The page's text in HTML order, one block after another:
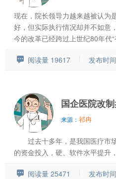
现在，院长领导力越来越被认为
好，但实际执行情况却并不如意
今的改革已经跨过上世纪80年代
阅读量 19617 发布时
国企医院改
来源： 祁冉
过去十多年，是我国医疗市场
的资金投入，硬、软件水平提升
阅读量 25471 发布时